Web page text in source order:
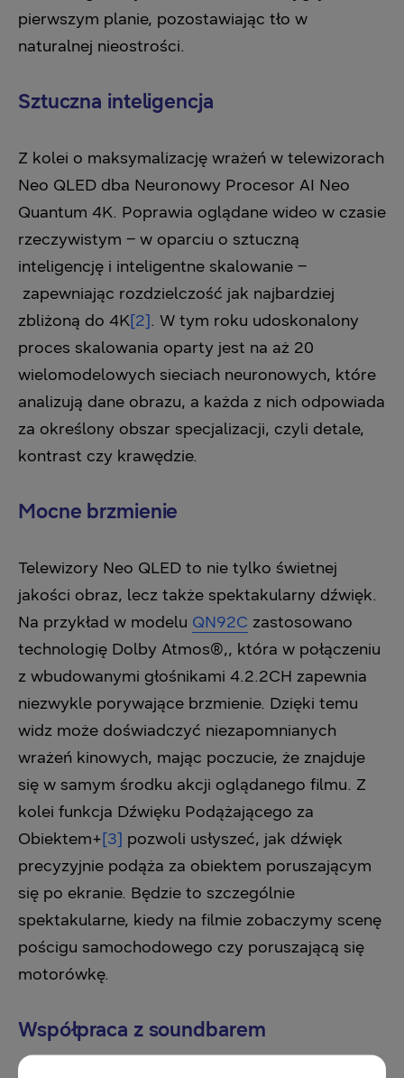
pierwszym planie, pozostawiając tło w
naturalnej nieostrości.
Sztuczna inteligencja
Z kolei o maksymalizację wrażeń w telewizorach
Neo QLED dba Neuronowy Procesor AI Neo
Quantum 4K. Poprawia oglądane wideo w czasie
rzeczywistym – w oparciu o sztuczną
inteligencję i inteligentne skalowanie –
zapewniając rozdzielczość jak najbardziej
zbliżoną do 4K[2]. W tym roku udoskonalony
proces skalowania oparty jest na aż 20
wielomodelowych sieciach neuronowych, które
analizują dane obrazu, a każda z nich odpowiada
za określony obszar specjalizacji, czyli detale,
kontrast czy krawędzie.
Mocne brzmienie
Telewizory Neo QLED to nie tylko świetnej
jakości obraz, lecz także spektakularny dźwięk.
Na przykład w modelu QN92C zastosowano
technologię Dolby Atmos®,, która w połączeniu
z wbudowanymi głośnikami 4.2.2CH zapewnia
niezwykle porywające brzmienie. Dzięki temu
widz może doświadczyć niezapomnianych
wrażeń kinowych, mając poczucie, że znajduje
się w samym środku akcji oglądanego filmu. Z
kolei funkcja Dźwięku Podążającego za
Obiektem+[3] pozwoli usłyszeć, jak dźwięk
precyzyjnie podąża za obiektem poruszającym
się po ekranie. Będzie to szczególnie
spektakularne, kiedy na filmie zobaczymy scenę
pościgu samochodowego czy poruszającą się
motorówkę.
Współpraca z soundbarem